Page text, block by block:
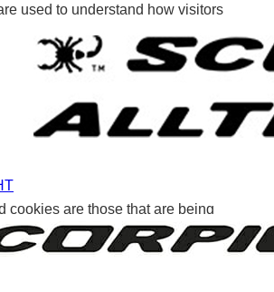
used to understand how visitors
These cookies help provide
the number of visitors, bounce rate,
are used to provide visitors with
campaigns. These cookies track
and collect information to provide
cookies are those that are being
been classified into a category as yet.